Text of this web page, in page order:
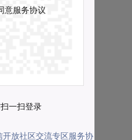
意服务协议
一扫登录
开放社区交流专区服务协